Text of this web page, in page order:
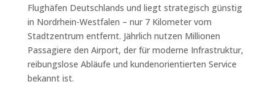
Flughäfen Deutschlands und liegt strategisch günstig
in Nordrhein-Westfalen – nur 7 Kilometer vom
Stadtzentrum entfernt. Jährlich nutzen Millionen
Passagiere den Airport, der für moderne Infrastruktur,
reibungslose Abläufe und kundenorientierten Service
bekannt ist.